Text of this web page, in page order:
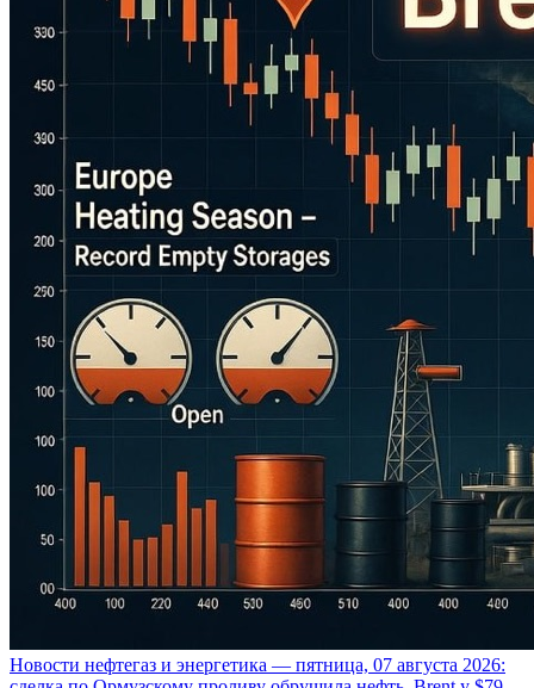
Новости нефтегаз и энергетика — пятница, 07 августа 2026: